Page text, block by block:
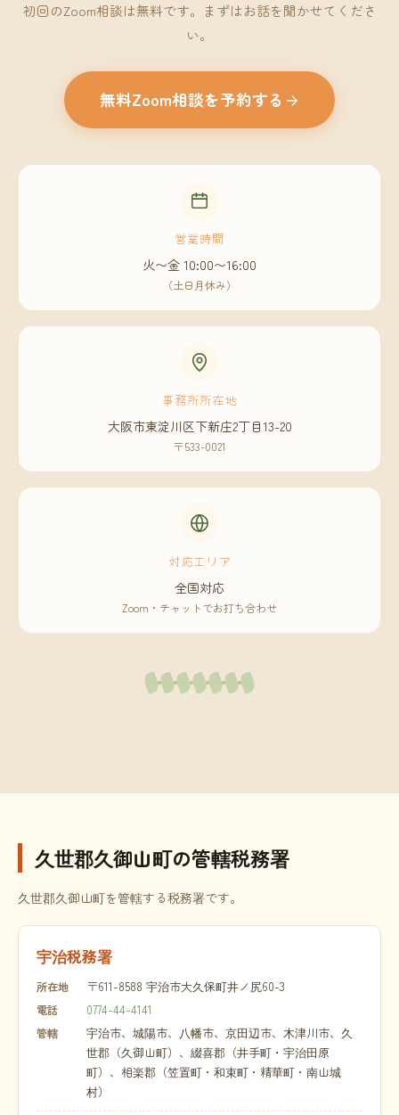
初回のZoom相談は無料です。まずはお話を聞かせてくださ
い。
無料Zoom相談を予約する
営業時間
火〜金 10:00〜16:00
（土日月休み）
事務所所在地
大阪市東淀川区下新庄2丁目13-20
〒533-0021
対応エリア
全国対応
Zoom・チャットでお打ち合わせ
久世郡久御山町の管轄税務署
久世郡久御山町を管轄する税務署です。
宇治税務署
所在地 〒611-8588 宇治市大久保町井ノ尻60-3
電話 0774-44-4141
管轄
宇治市、城陽市、八幡市、京田辺市、木津川市、久
世郡（久御山町）、綴喜郡（井手町・宇治田原
町）、相楽郡（笠置町・和束町・精華町・南山城
村）